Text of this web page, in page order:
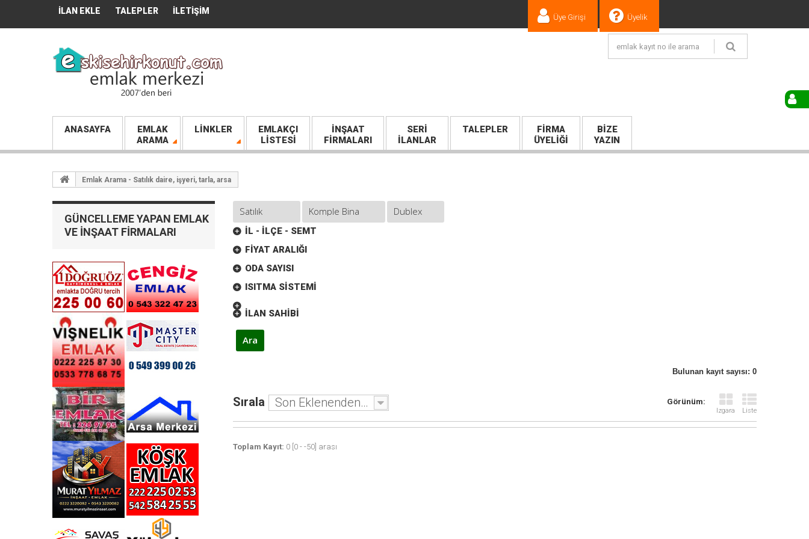
Üye Girişi Üyelik
İLAN EKLE TALEPLER İLETIŞIM
ANASAYFA
EMLAK
ARAMA
LINKLER
EMLAKÇI
LİSTESİ
İNŞAAT
FİRMALARI
SERI
İLANLAR
TALEPLER
FIRMA
ÜYELIĞI
BIZE
YAZIN
Emlak Arama - Satılık daire, işyeri, tarla, arsa
GÜNCELLEME YAPAN EMLAK
VE İNŞAAT FIRMALARI
İL - İLÇE - SEMT
FIYAT ARALIĞI
ODA SAYISI
ISITMA SISTEMI
İLAN SAHIBI
Bulunan kayıt sayısı: 0
Görünüm:
Izgara Liste
Sırala Son Eklenenden - Eskiye
Toplam Kayıt: 0 [0 - -50] arası